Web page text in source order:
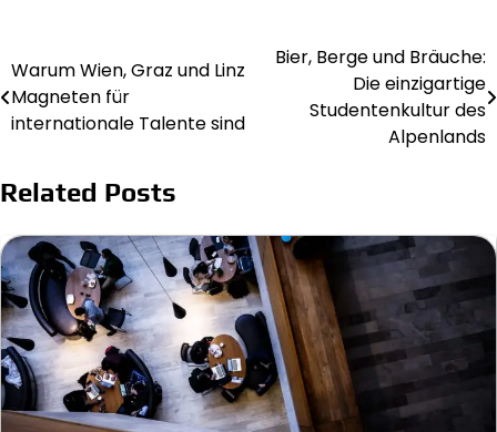
Beitragsnavigation
Warum Wien, Graz und Linz
Magneten für
internationale Talente sind
Bier, Berge und Bräuche:
Die einzigartige
Studentenkultur des
Alpenlands
Related Posts